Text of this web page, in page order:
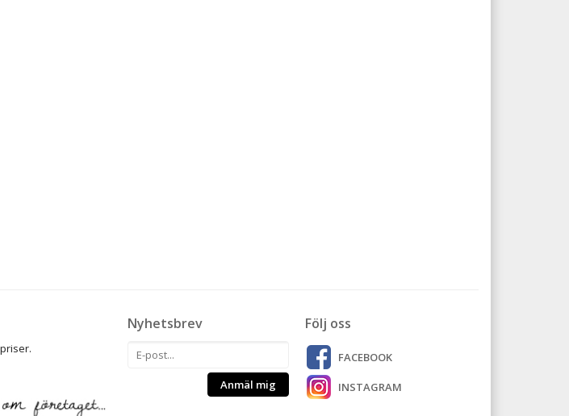
Följ oss
FACEBOOK
INSTAGRAM
Nyhetsbrev
Anmäl mig